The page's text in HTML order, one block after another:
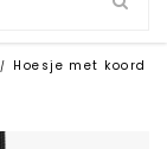
/ Hoesje met koord